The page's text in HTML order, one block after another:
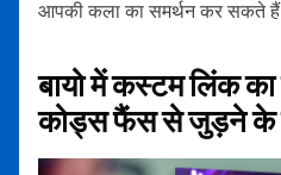
आपकी कला का समर्थन कर सकते
बायो में कस्टम लिंक
कोड्स फैंस से जुड़ने के